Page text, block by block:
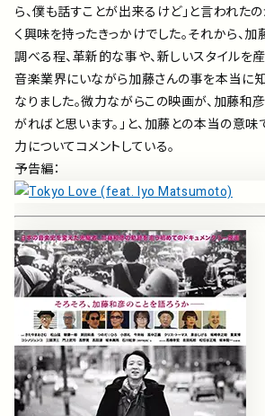
ら、僕も話すことが出来るけど」と言われた
く興味を持ったきっかけでした。それから、
調べる程、革新的な事や、新しいスタイルを
音楽業界にいながら加藤さんの事を本当に
なりました。微力ながらこの映画が、加藤和
がればと思います。」と、加藤との本当の意
力についてコメントしている。
予告編：